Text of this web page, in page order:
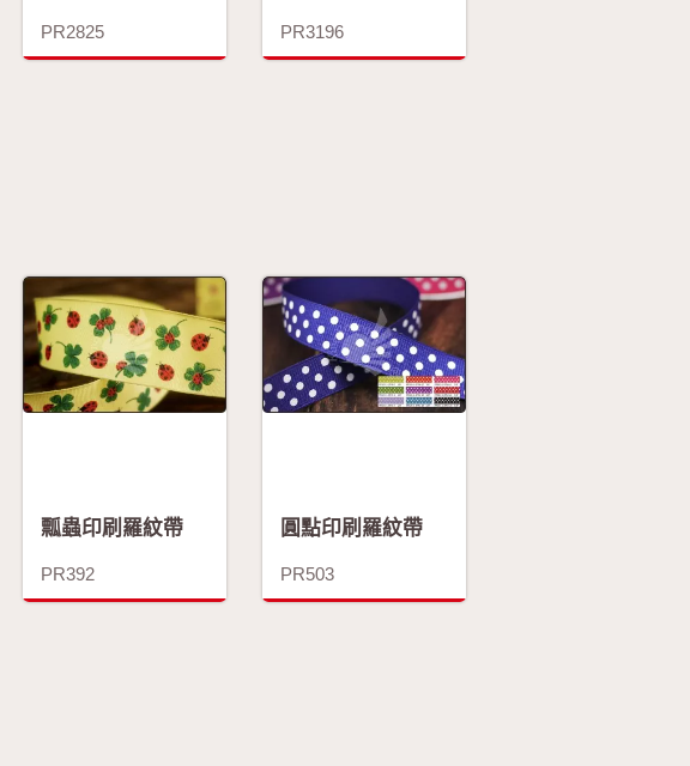
PR2825 PR3196
瓢蟲印刷羅紋帶
PR392
圓點印刷羅紋帶
PR503